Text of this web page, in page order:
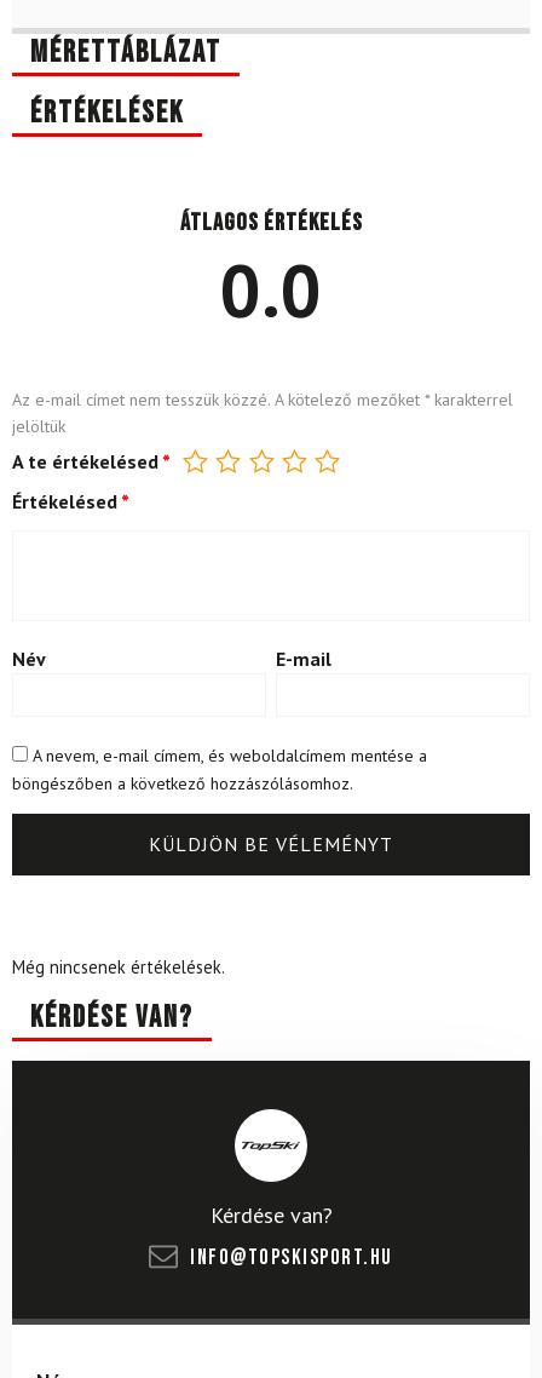
Mérettáblázat
Értékelések
Átlagos értékelés
0.0
Az e-mail címet nem tesszük közzé. A kötelező mezőket *karakterrel
jelöltük
A te értékelésed *
Értékelésed *
Név E-mail
A nevem, e-mail címem, és weboldalcímem mentése a
böngészőben a következő hozzászólásomhoz.
Még nincsenek értékelések.
Kérdése van?
Kérdése van?
info@topskisport.hu